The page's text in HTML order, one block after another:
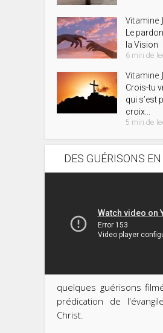
Vitamine J
Le
la Vision
6 min de
Vitamine J
Crois-tu
qui s’est
croix...
5 min de
DES GUÉRISONS
quelques guérisons
prédication de
Christ.